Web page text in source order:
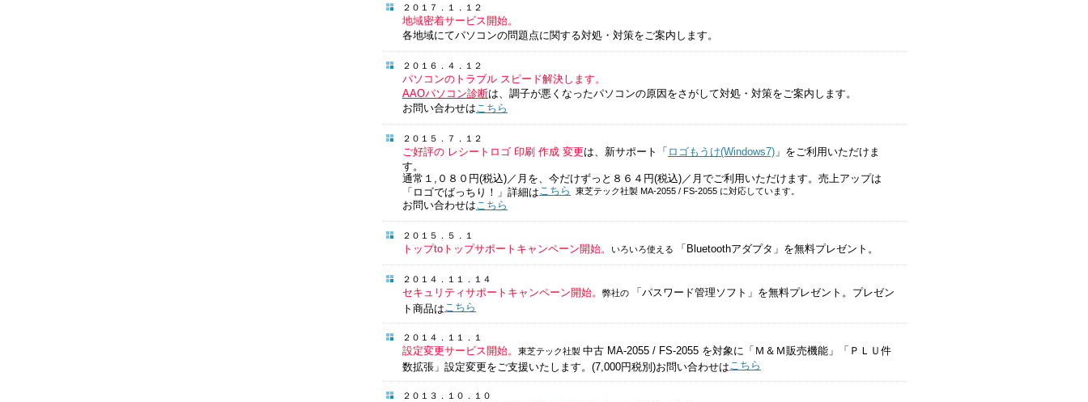
２０１７．１．１２
地域密着サービス開始。
各地域にてパソコンの問題点に関する対処・対策をご案内します。
２０１６．４．１２
パソコンのトラブル スピード解決します。
AAOパソコン診断は、調子が悪くなったパソコンの原因をさがして対処・対策をご案内します。
お問い合わせはこちら
２０１５．７．１２
ご好評の レシートロゴ 印刷 作成 変更は、新サポート「 ロゴもうけ(Windows7) 」をご利用いただけま
す。
通常１,０８０円(税込)／月を、今だけずっと８６４円(税込)／月でご利用いただけます。売上アップは
「ロゴでばっちり！」詳細はこちら 東芝テック社製 MA-2055 / FS-2055 に対応しています。
お問い合わせはこちら
２０１５．５．１
トップtoトップサポートキャンペーン開始。 いろいろ使える 「Bluetoothアダプタ」を無料プレゼント。
２０１４．１１．１４
セキュリティサポートキャンペーン開始。 弊社の 「パスワード管理ソフト」を無料プレゼント。プレゼン
ト商品はこちら
２０１４．１１．１
設定変更サービス開始。 東芝テック社製 中古 MA-2055 / FS-2055 を対象に「Ｍ＆Ｍ販売機能」「ＰＬＵ件
数拡張」設定変更をご支援いたします。(7,000円税別)お問い合わせはこちら
２０１３．１０．１０